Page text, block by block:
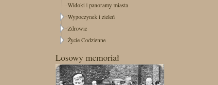
Widoki i panoramy miasta
Wypoczynek i zieleń
Zdrowie
Życie Codzienne
Losowy memoriał